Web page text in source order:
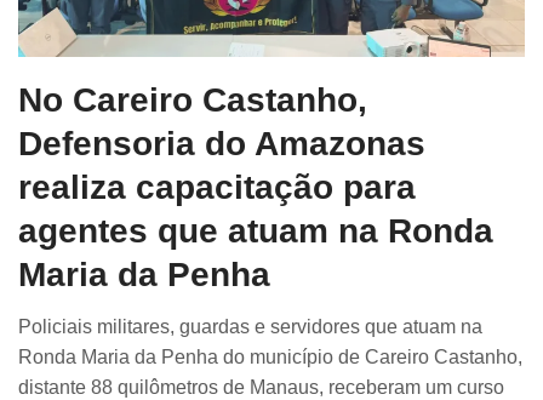
No Careiro Castanho,
Defensoria do Amazonas
realiza capacitação para
agentes que atuam na Ronda
Maria da Penha
Policiais militares, guardas e servidores que atuam na
Ronda Maria da Penha do município de Careiro Castanho,
distante 88 quilômetros de Manaus, receberam um curso